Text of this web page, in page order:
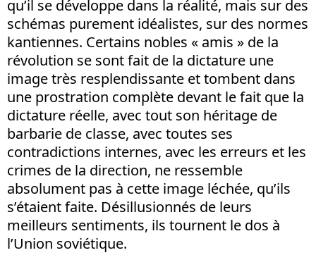
qu’il se développe dans la réalité, mais sur des
schémas purement idéalistes, sur des normes
kantiennes. Certains nobles « amis » de la
révolution se sont fait de la dictature une
image très resplendissante et tombent dans
une prostration complète devant le fait que la
dictature réelle, avec tout son héritage de
barbarie de classe, avec toutes ses
contradictions internes, avec les erreurs et les
crimes de la direction, ne ressemble
absolument pas à cette image léchée, qu’ils
s’étaient faite. Désillusionnés de leurs
meilleurs sentiments, ils tournent le dos à
l’Union soviétique.